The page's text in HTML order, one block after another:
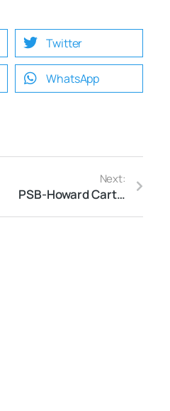
Twitter
WhatsApp
Next:
PSB-Howard Carter (Week 2)